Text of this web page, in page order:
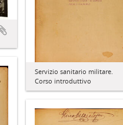
Servizio sanitario militare.
Corso introduttivo